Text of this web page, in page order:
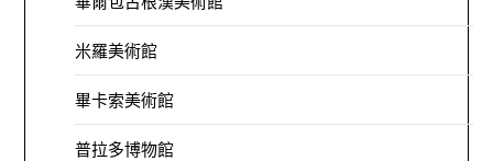
米羅美術館
畢卡索美術館
普拉多博物館